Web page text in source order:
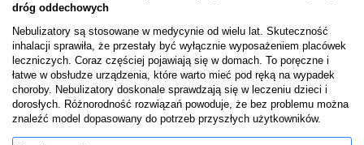
dróg oddechowych
Nebulizatory są stosowane w medycynie od wielu lat. Skuteczność
inhalacji sprawiła, że przestały być wyłącznie wyposażeniem placówek
leczniczych. Coraz częściej pojawiają się w domach. To poręczne i
łatwe w obsłudze urządzenia, które warto mieć pod ręką na wypadek
choroby. Nebulizatory doskonale sprawdzają się w leczeniu dzieci i
dorosłych. Różnorodność rozwiązań powoduje, że bez problemu można
znaleźć model dopasowany do potrzeb przyszłych użytkowników.